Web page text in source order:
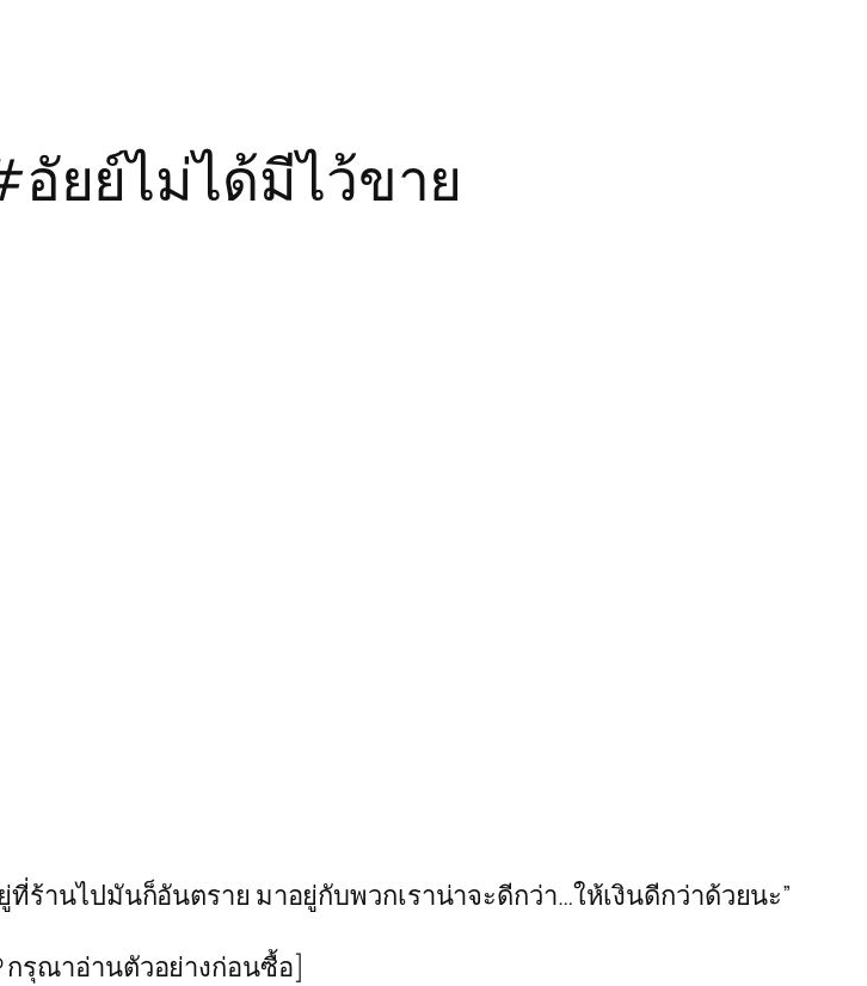
อัยย์ไม่ได้มีไว้ขาย
ร้านไปมันก็อันตราย มาอยู่กับพวกเราน่าจะดีกว่า…ให้เงินดีกว่าด้วยนะ”
กรุณาอ่านตัวอย่างก่อนซื้อ]